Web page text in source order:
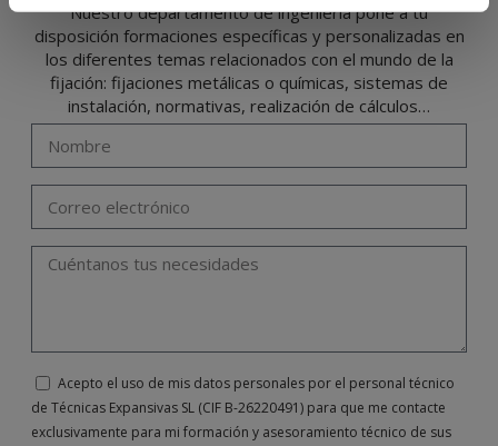
Nuestro departamento de ingeniería pone a tu
disposición formaciones específicas y personalizadas en
los diferentes temas relacionados con el mundo de la
fijación: fijaciones metálicas o químicas, sistemas de
instalación, normativas, realización de cálculos…
Acepto el uso de mis datos personales por el personal técnico
de Técnicas Expansivas SL (CIF B-26220491) para que me contacte
exclusivamente para mi formación y asesoramiento técnico de sus